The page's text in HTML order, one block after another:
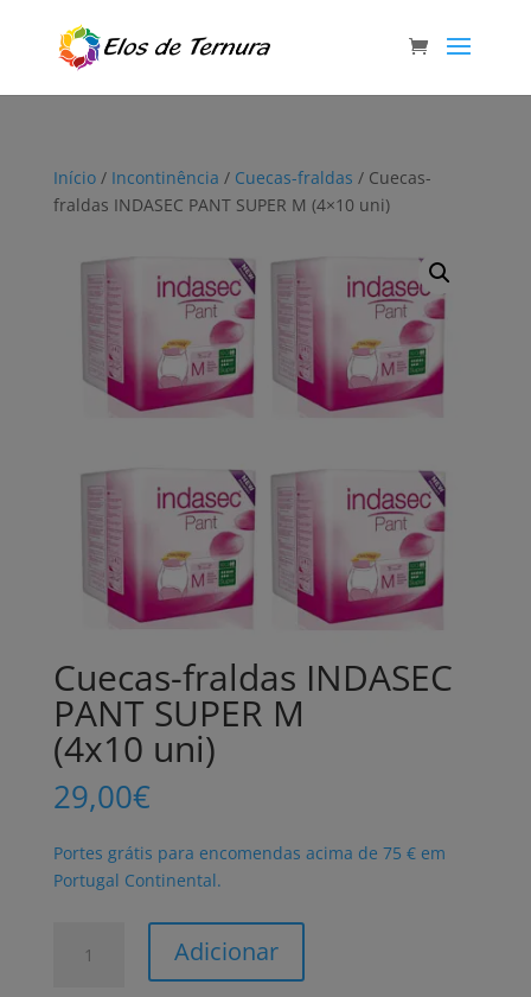
Início/ Incontinência / Cuecas-fraldas / Cuecas-
fraldas INDASEC PANT SUPER M (4×10 uni)
Cuecas-fraldas INDASEC
PANT SUPER M
(4x10 uni)
29,00€
Portes grátis para encomendas acima de 75 € em
Portugal Continental.
Adicionar